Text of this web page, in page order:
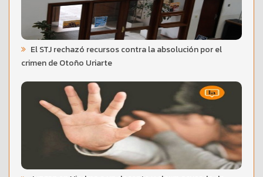
El STJ rechazó recursos contra la absolución por el
crimen de Otoño Uriarte